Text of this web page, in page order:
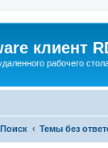
клиент
рабочего
Поиск Темы без